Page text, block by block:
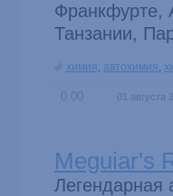
Франкфурте,
Танзании,
химия, автохимия,
0.00 01 августа
Meguiar's
Легендарная